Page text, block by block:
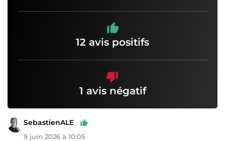
12 avis positifs
1 avis négatif
SebastienALE
9 juin 2026 à 10:05